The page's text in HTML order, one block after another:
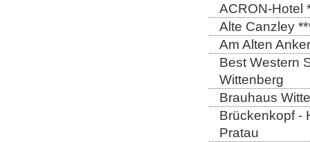
ACRON-Hotel
Alte Canzley
Am Alten
Best Western
Wittenberg
Brauhaus
Brückenkopf -
Pratau